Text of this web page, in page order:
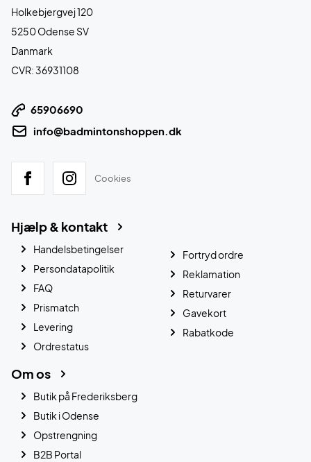
Holkebjergvej 120
5250 Odense SV
Danmark
CVR: 36931108
65906690
info@badmintonshoppen.dk
Cookies
Hjælp & kontakt
Handelsbetingelser
Persondatapolitik
FAQ
Prismatch
Levering
Ordrestatus
Fortryd ordre
Reklamation
Returvarer
Gavekort
Rabatkode
Om os
Butik på Frederiksberg
Butik i Odense
Opstrengning
B2B Portal